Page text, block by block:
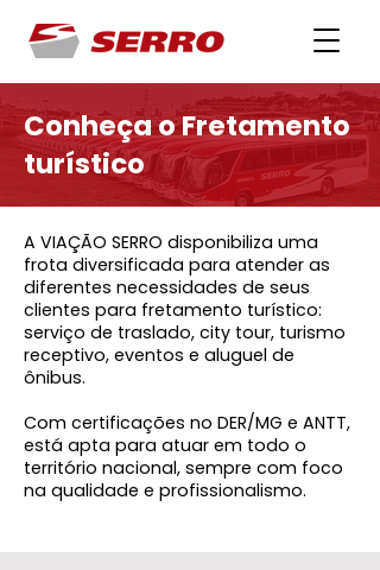
Conheça o Fretamento
turístico
A VIAÇÃO SERRO disponibiliza uma
frota diversificada para atender as
diferentes necessidades de seus
clientes para fretamento turístico:
serviço de traslado, city tour, turismo
receptivo, eventos e aluguel de
ônibus.
Com certificações no DER/MG e ANTT,
está apta para atuar em todo o
território nacional, sempre com foco
na qualidade e profissionalismo.